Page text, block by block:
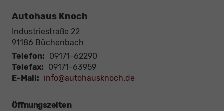
Autohaus Knoch
Industriestraße 22
91186 Büchenbach
Telefon: 09171-62290
Telefax: 09171-63959
E-Mail: info@autohausknoch.de
Öffnungszeiten